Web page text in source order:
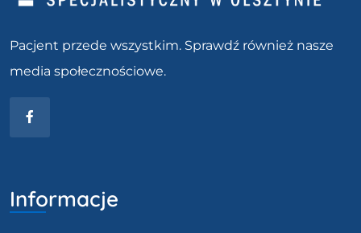
Pacjent przede wszystkim. Sprawdź również nasze
media społecznościowe.
Informacje